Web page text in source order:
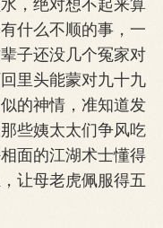
什么不顺的事，一
子还没几个冤家对
里头能蒙对九十九
的神情，准知道发
些姨太太们争风吃
面的江湖术士懂得
让母老虎佩服得五